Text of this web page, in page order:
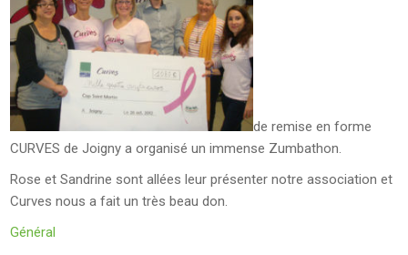
de remise en forme
CURVES de Joigny a organisé un immense Zumbathon.
Rose et Sandrine sont allées leur présenter notre association et
Curves nous a fait un très beau don.
Général